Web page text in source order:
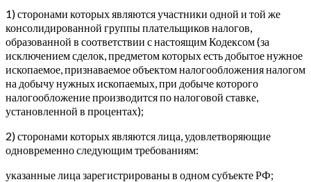
1) сторонами которых являются участники одной и той же
консолидированной группы плательщиков налогов,
образованной в соответствии с настоящим Кодексом (за
исключением сделок, предметом которых есть добытое нужное
ископаемое, признаваемое объектом налогообложения налогом
на добычу нужных ископаемых, при добыче которого
налогообложение производится по налоговой ставке,
установленной в процентах);
2) сторонами которых являются лица, удовлетворяющие
одновременно следующим требованиям:
указанные лица зарегистрированы в одном субъекте РФ;